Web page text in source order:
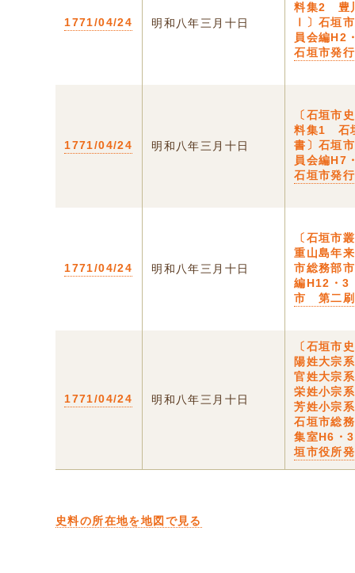
1771/04/24 明和八年三月十日
料集2 豊
Ⅰ〕石垣
員会編
石垣市発行
1771/04/24 明和八年三月十日
〔石垣市
料集1 石
書〕石垣
員会編
石垣市発行
1771/04/24 明和八年三月十日
〔石垣市
重山島年
市総務部
編H12・3
市 第二刷
1771/04/24 明和八年三月十日
〔石垣市
陽姓大宗
官姓大宗
栄姓小宗
芳姓小宗
石垣市総
集室H6
垣市役所
史料の所在地を地図で見る